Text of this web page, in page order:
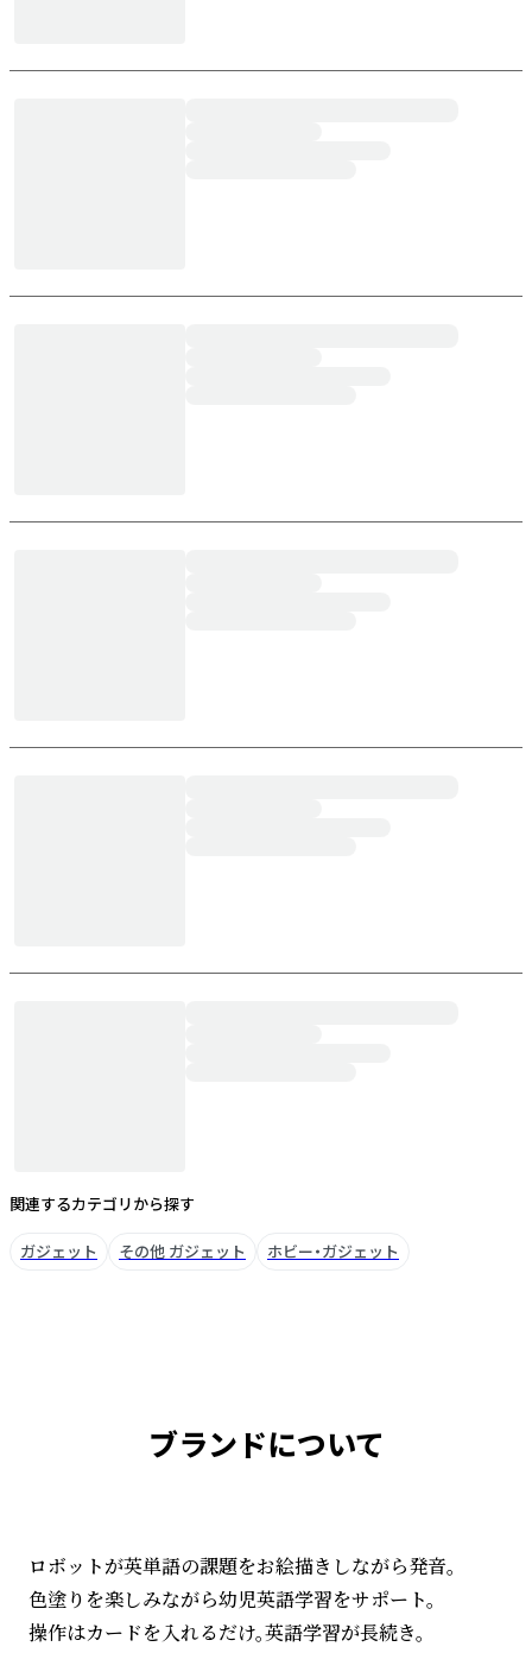
関連するカテゴリから探す
ガジェット その他 ガジェット ホビー・ガジェット
ブランドについて
ロボットが英単語の課題をお絵描きしながら発音。
色塗りを楽しみながら幼児英語学習をサポート。
操作はカードを入れるだけ。英語学習が長続き。